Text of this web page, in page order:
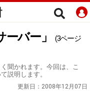
バー」
(3ページ
聞かれます。今回は、こ
説明します。
更新日： 2008年12月07日